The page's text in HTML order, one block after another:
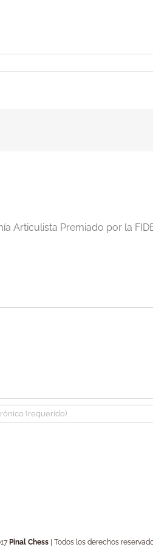
Articulista Premiado por la
Pinal Chess| Todos los derechos